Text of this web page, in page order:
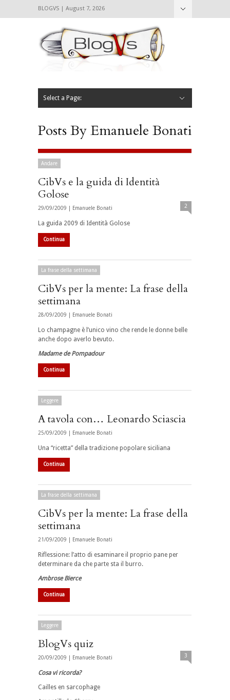
BLOGVS | August 7, 2026
Select a Page:
Posts By Emanuele Bonati
Andare
CibVs e la guida di Identità
Golose
29/09/2009 | Emanuele Bonati 2
La guida 2009 di Identità Golose
Continua
La frase della settimana
CibVs per la mente: La frase della
settimana
28/09/2009 | Emanuele Bonati
Lo champagne è l’unico vino che rende le donne belle
anche dopo averlo bevuto.
Madame de Pompadour
Continua
Leggere
A tavola con… Leonardo Sciascia
25/09/2009 | Emanuele Bonati
Una “ricetta” della tradizione popolare siciliana
Continua
La frase della settimana
CibVs per la mente: La frase della
settimana
21/09/2009 | Emanuele Bonati
Riflessione: l’atto di esaminare il proprio pane per
determinare da che parte sta il burro.
Ambrose Bierce
Continua
Leggere
BlogVs quiz
20/09/2009 | Emanuele Bonati 3
Cosa vi ricorda?
Cailles en sarcophage